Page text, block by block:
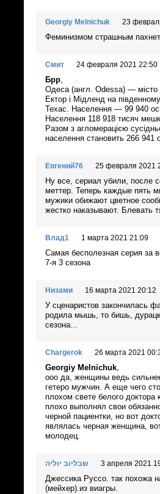
Georgiy Melnichuk 23
Феминизмом страшным
Смит 24 февраля 2021 22:50
Брр,
Одеса (англ. Odessa) —
Ектор і Мідленд на
Техас. Населення — 99 940
Населення 118 918 тисяч
Разом з агломерацією
населення становить 266 941
Евгений76 25 февраля 2021
Ну все, сериал убили, после
меттер. Теперь каждые пять
мужики обижают цветное
жестко наказывают. Блевать
Влад1 1 марта 2021 21:09
Самая бесполезная серия за
7-я 3 сезона
Низами 16 марта 2021 20:12
У сценаристов закончилась
родила мышь, то бишь,
сезона...
Chargerok 26 марта 2021
Georgiy Melnichuk,
ооо да, женщины ведь
гетеро мужчин. А еще чего
плохом свете белого доктора
плохо выполнял свои
черной пациентки, но вот
являлась черная женщина,
молодец.
שבליוב יוליה 3 апреля 2021
Джессика Руссо. так похожа
(мейхер).из виагры.